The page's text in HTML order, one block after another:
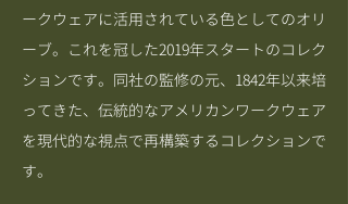
ークウェアに活用されている色としてのオリ
ーブ。これを冠した2019年スタートのコレク
ションです。同社の監修の元、1842年以来培
ってきた、伝統的なアメリカンワークウェア
を現代的な視点で再構築するコレクションで
す。